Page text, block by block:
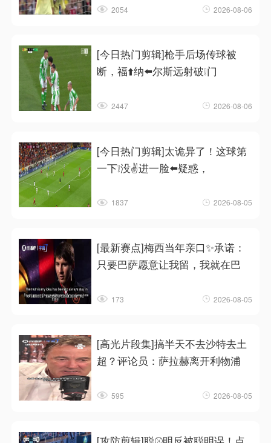
2054 2026-08-06
[今日热门剪辑]枪手后场传球被
断，福⬆️纳⬅️尔斯远射破❕门
2447 2026-08-06
[今日热门剪辑]太诡异了！这球第
一下❕没✌️进一脸⬅️疑惑，
1837 2026-08-05
[最新赛点]梅西当年亲口✨承诺：
只要巴萨愿意让我留，我就在巴
173 2026-08-05
[高光片段集]搞半天不去沙特去土
超？评论员：萨拉赫离开利物浦
595 2026-08-05